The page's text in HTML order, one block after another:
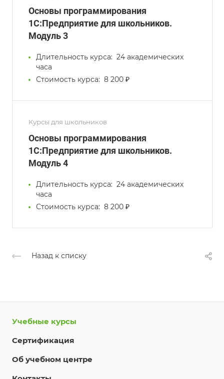
Основы программирования
1С:Предприятие для школьников.
Модуль 3
Длительность курса: 24 академических
часа
Стоимость курса: 8 200 ₽
Курсы для школьников
Основы программирования
1С:Предприятие для школьников.
Модуль 4
Длительность курса: 24 академических
часа
Стоимость курса: 8 200 ₽
Назад к списку
Учебные курсы
Сертификация
Об учебном центре